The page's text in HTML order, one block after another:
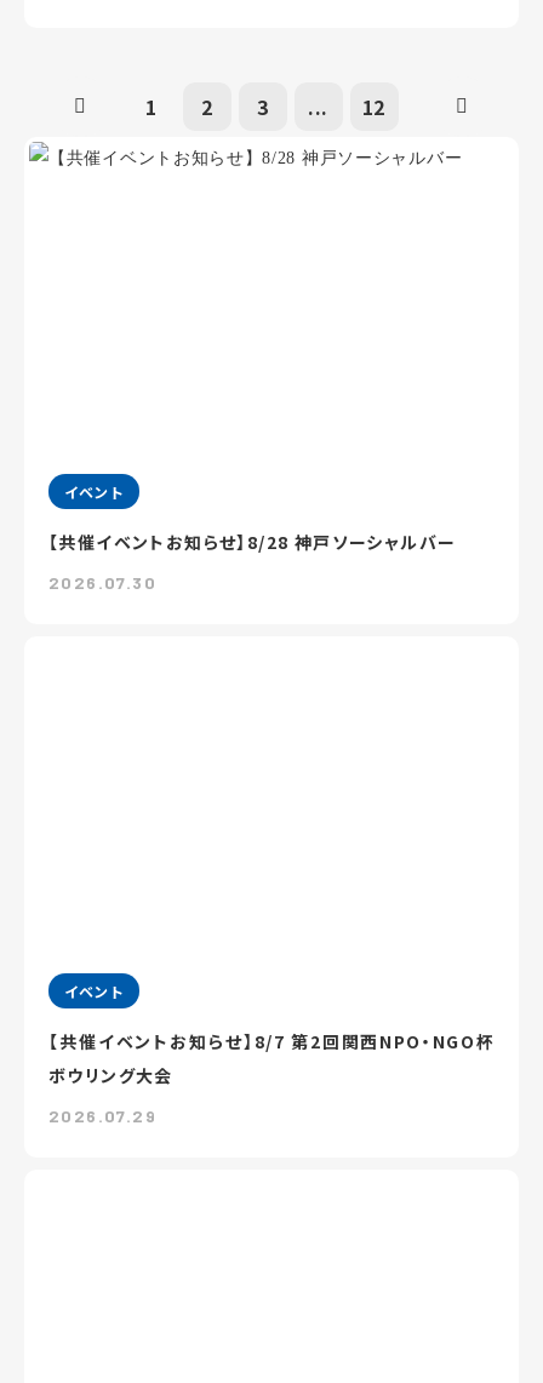
1 2 3 ... 12
イベント
【共催イベントお知らせ】8/28 神戸ソーシャルバー
2026.07.30
イベント
【共催イベントお知らせ】8/7 第2回関西NPO・NGO杯
ボウリング大会
2026.07.29